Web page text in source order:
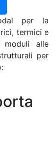
per la
termici e
moduli alle
per